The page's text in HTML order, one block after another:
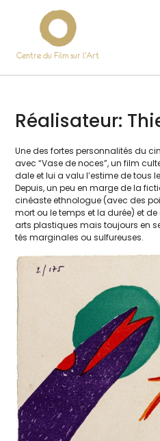
Centre du Film sur l’Art
Réalisateur:
Une des fortes per­son­na­li­tés du
avec “Vase de noces”, un film
dale et lui a valu l’estime de tous
Depuis, un peu en marge de la
cinéaste eth­no­logue (avec des
mort ou le temps et la durée) et
arts plas­tiques mais tou­jours en
tés mar­gi­nales ou sulfureuses.